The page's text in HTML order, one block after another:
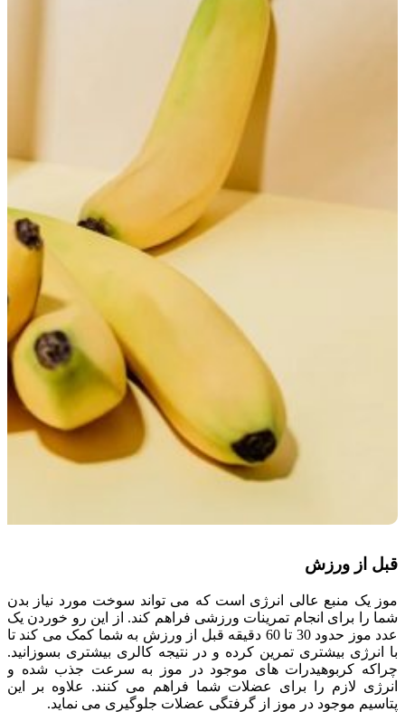
قبل از ورزش
موز یک منبع عالی انرژی است که می تواند سوخت مورد نیاز بدن
شما را برای انجام تمرینات ورزشی فراهم کند. از این رو خوردن یک
عدد موز حدود 30 تا 60 دقیقه قبل از ورزش به شما کمک می کند تا
با انرژی بیشتری تمرین کرده و در نتیجه کالری بیشتری بسوزانید.
چراکه کربوهیدرات های موجود در موز به سرعت جذب شده و
انرژی لازم را برای عضلات شما فراهم می کنند. علاوه بر این
پتاسیم موجود در موز از گرفتگی عضلات جلوگیری می نماید.